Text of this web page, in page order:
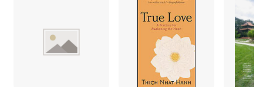
包師傅的用心與耐心。當你把麵包放進口中咀嚼的時
候，請單純地咀嚼麵包，不要把你的計劃、擔憂、恐懼
或憤怒吞下肚。這就是一種正念飲食。
當你內心揚起憤恨、恐懼、失落的時候，電話鈴聲響起
的時候，進洗手間的時候，透過正念呼吸來幫助放鬆，